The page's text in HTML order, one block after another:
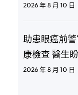
2026 年 8 月 10 日
助患眼癌前
康檢查 醫生
2026 年 8 月 10 日